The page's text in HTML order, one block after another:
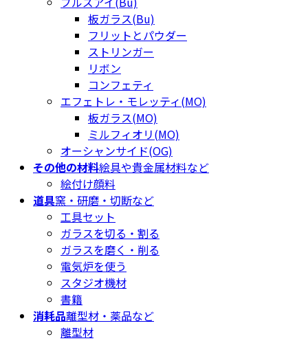
板ガラス(Bu)
フリットとパウダー
ストリンガー
リボン
コンフェティ
エフェトレ・モレッティ(MO)
板ガラス(MO)
ミルフィオリ(MO)
オーシャンサイド(OG)
その他の材料絵具や貴金属材料など
絵付け顔料
道具窯・研磨・切断など
工具セット
ガラスを切る・割る
ガラスを磨く・削る
電気炉を使う
スタジオ機材
書籍
消耗品離型材・薬品など
離型材